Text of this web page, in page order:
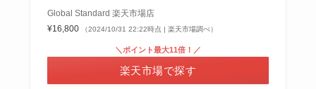
Global Standard 楽天市場店
¥16,800
（2024/10/31 22:22時点 | 楽天市場調べ）
＼ポイント最大11倍！／
楽天市場で探す